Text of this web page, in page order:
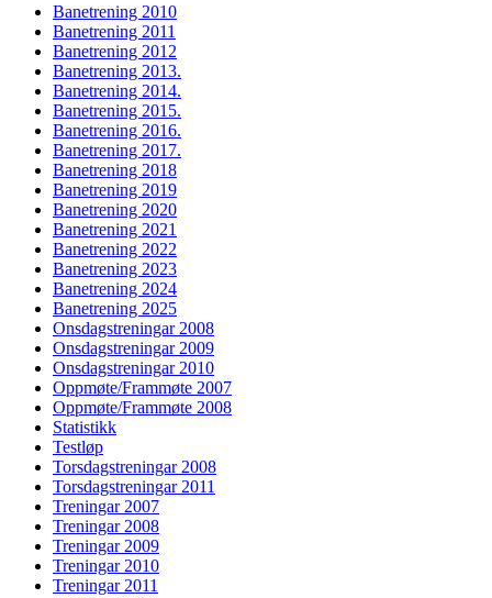
Banetrening 2010
Banetrening 2011
Banetrening 2012
Banetrening 2013.
Banetrening 2014.
Banetrening 2015.
Banetrening 2016.
Banetrening 2017.
Banetrening 2018
Banetrening 2019
Banetrening 2020
Banetrening 2021
Banetrening 2022
Banetrening 2023
Banetrening 2024
Banetrening 2025
Onsdagstreningar 2008
Onsdagstreningar 2009
Onsdagstreningar 2010
Oppmøte/Frammøte 2007
Oppmøte/Frammøte 2008
Statistikk
Testløp
Torsdagstreningar 2008
Torsdagstreningar 2011
Treningar 2007
Treningar 2008
Treningar 2009
Treningar 2010
Treningar 2011